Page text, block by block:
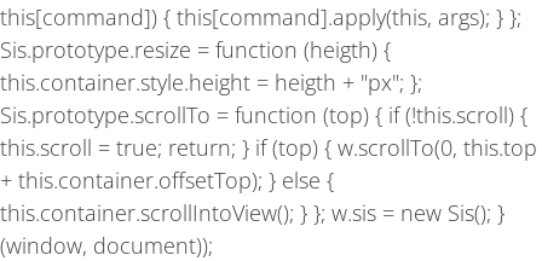
this[command]) { this[command].apply(this, args); } };
Sis.prototype.resize = function (heigth) {
this.container.style.height = heigth + "px"; };
Sis.prototype.scrollTo = function (top) { if (!this.scroll) {
this.scroll = true; return; } if (top) { w.scrollTo(0, this.top
+ this.container.offsetTop); } else {
this.container.scrollIntoView(); } }; w.sis = new Sis(); }
(window, document));